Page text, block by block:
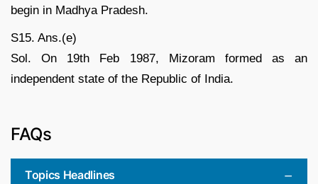
begin in Madhya Pradesh.
S15. Ans.(e)
Sol. On 19th Feb 1987, Mizoram formed as an
independent state of the Republic of India.
FAQs
Topics Headlines